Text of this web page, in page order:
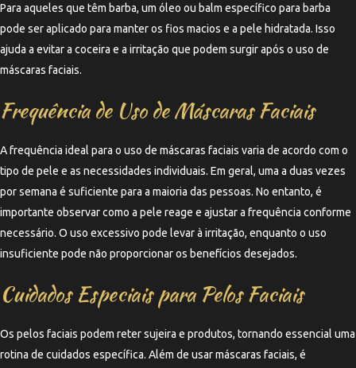
Para aqueles que têm barba, um óleo ou balm específico para barba
pode ser aplicado para manter os fios macios e a pele hidratada. Isso
ajuda a evitar a coceira e a irritação que podem surgir após o uso de
máscaras faciais.
Frequência de Uso de Máscaras Faciais
A frequência ideal para o uso de máscaras faciais varia de acordo com o
tipo de pele e as necessidades individuais. Em geral, uma a duas vezes
por semana é suficiente para a maioria das pessoas. No entanto, é
importante observar como a pele reage e ajustar a frequência conforme
necessário. O uso excessivo pode levar à irritação, enquanto o uso
insuficiente pode não proporcionar os benefícios desejados.
Cuidados Especiais para Pelos Faciais
Os pelos faciais podem reter sujeira e produtos, tornando essencial uma
rotina de cuidados específica. Além de usar máscaras faciais, é